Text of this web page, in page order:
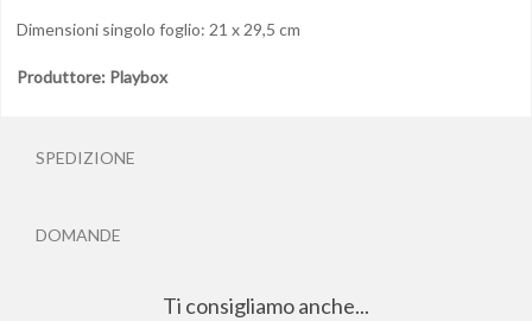
Dimensioni singolo foglio: 21 x 29,5 cm
Produttore: Playbox
SPEDIZIONE
DOMANDE
Ti consigliamo anche...